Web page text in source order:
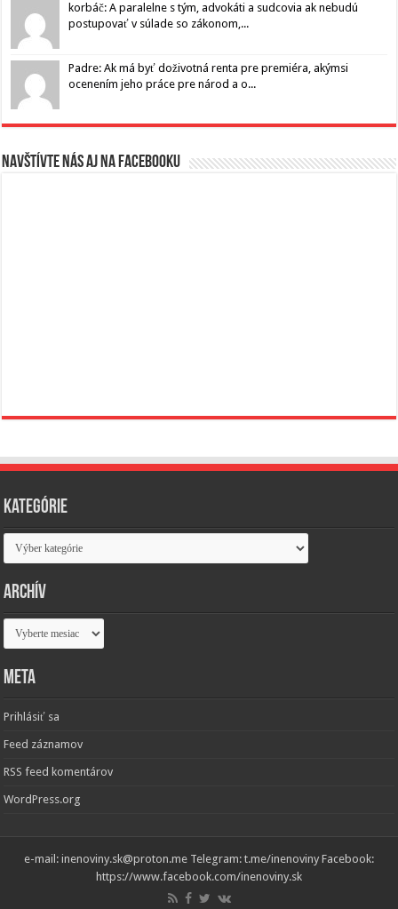
korbáč: A paralelne s tým, advokáti a sudcovia ak nebudú
postupovať v súlade so zákonom,...
Padre: Ak má byť doživotná renta pre premiéra, akýmsi
ocenením jeho práce pre národ a o...
Navštívte nás aj na Facebooku
Kategórie
Kategórie
Archív
Archív
Meta
Prihlásiť sa
Feed záznamov
RSS feed komentárov
WordPress.org
e-mail: inenoviny.sk@proton.me Telegram: t.me/inenoviny Facebook:
https://www.facebook.com/inenoviny.sk